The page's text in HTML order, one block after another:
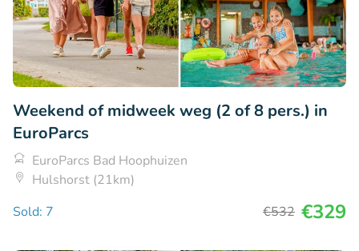
Weekend of midweek weg (2 of 8 pers.) in
EuroParcs
EuroParcs Bad Hoophuizen
Hulshorst (21km)
Sold: 7
€532 €329